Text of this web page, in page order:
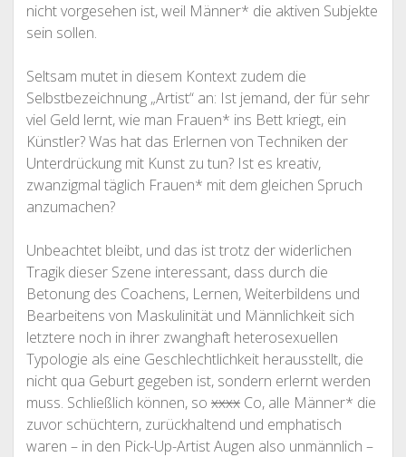
nicht vorgesehen ist, weil Männer* die aktiven Subjekte
sein sollen.
Seltsam mutet in diesem Kontext zudem die
Selbstbezeichnung „Artist“ an: Ist jemand, der für sehr
viel Geld lernt, wie man Frauen* ins Bett kriegt, ein
Künstler? Was hat das Erlernen von Techniken der
Unterdrückung mit Kunst zu tun? Ist es kreativ,
zwanzigmal täglich Frauen* mit dem gleichen Spruch
anzumachen?
Unbeachtet bleibt, und das ist trotz der widerlichen
Tragik dieser Szene interessant, dass durch die
Betonung des Coachens, Lernen, Weiterbildens und
Bearbeitens von Maskulinität und Männlichkeit sich
letztere noch in ihrer zwanghaft heterosexuellen
Typologie als eine Geschlechtlichkeit herausstellt, die
nicht qua Geburt gegeben ist, sondern erlernt werden
muss. Schließlich können, so xxxxCo, alle Männer* die
zuvor schüchtern, zurückhaltend und emphatisch
waren – in den Pick-Up-Artist Augen also unmännlich –